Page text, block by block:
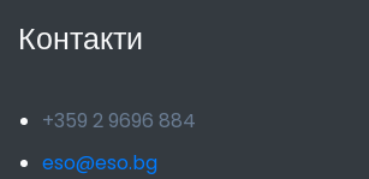
Контакти
+359 2 9696 884
eso@eso.bg